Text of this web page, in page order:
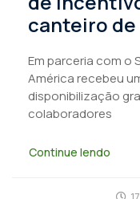
canteiro de
Em parceria com o
América recebeu
disponibilização
colaboradores
Continue lendo